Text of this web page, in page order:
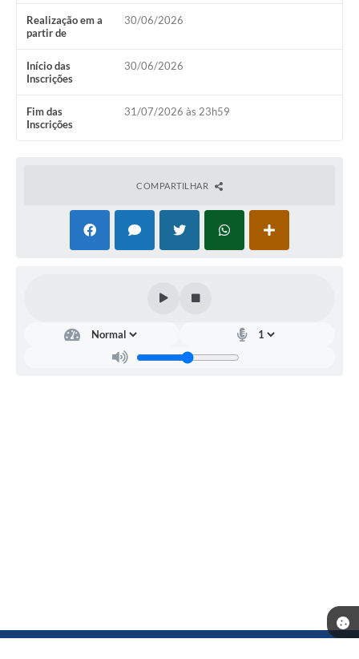
Realização em a
partir de
30/06/2026
Início das
Inscrições
30/06/2026
Fim das
Inscrições
31/07/2026 às 23h59
COMPARTILHAR